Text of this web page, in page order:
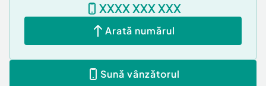
XXXX XXX XXX
Arată numărul
Sună vânzătorul